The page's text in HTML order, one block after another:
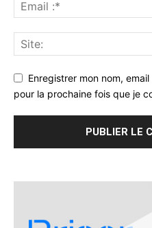
Enregistrer mon nom,
pour la prochaine fois que je